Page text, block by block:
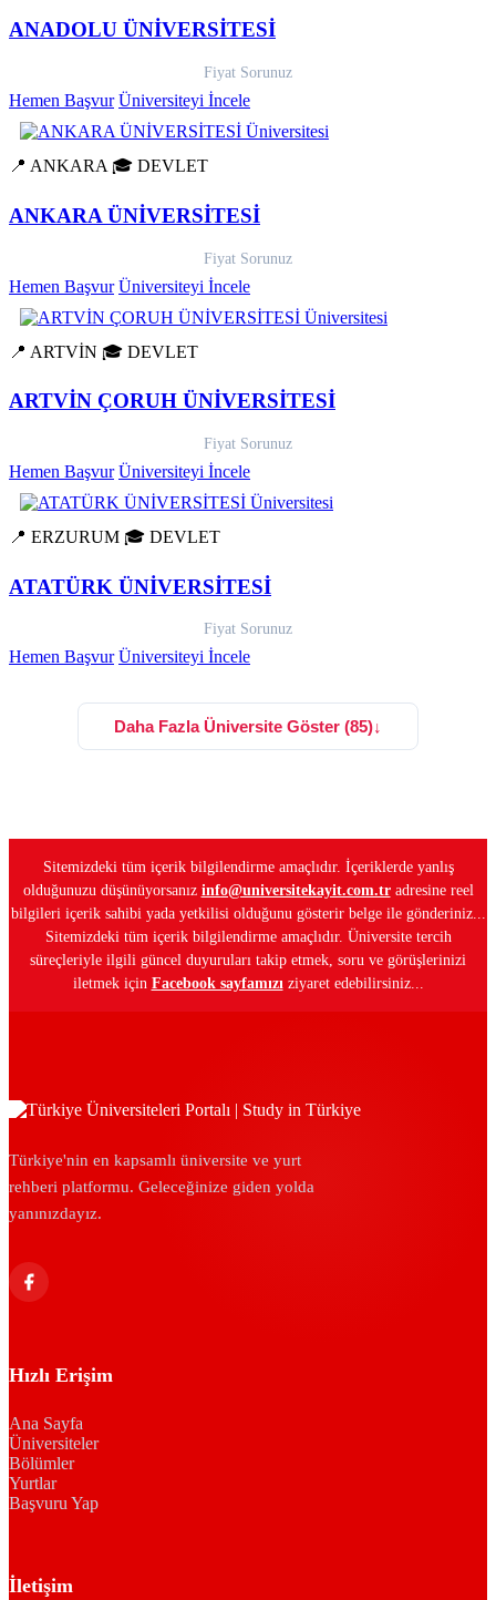
ANADOLU ÜNİVERSİTESİ
Fiyat Sorunuz
Hemen Başvur Üniversiteyi İncele
📍 ANKARA 🎓 DEVLET
ANKARA ÜNİVERSİTESİ
Fiyat Sorunuz
Hemen Başvur Üniversiteyi İncele
📍 ARTVİN 🎓 DEVLET
ARTVİN ÇORUH ÜNİVERSİTESİ
Fiyat Sorunuz
Hemen Başvur Üniversiteyi İncele
📍 ERZURUM 🎓 DEVLET
ATATÜRK ÜNİVERSİTESİ
Fiyat Sorunuz
Hemen Başvur Üniversiteyi İncele
Daha Fazla Üniversite Göster (85)↓
Sitemizdeki tüm içerik bilgilendirme amaçlıdır. İçeriklerde yanlış
olduğunuzu düşünüyorsanız info@universitekayit.com.tradresine reel
bilgileri içerik sahibi yada yetkilisi olduğunu gösterir belge ile gönderiniz...
Sitemizdeki tüm içerik bilgilendirme amaçlıdır. Üniversite tercih
süreçleriyle ilgili güncel duyuruları takip etmek, soru ve görüşlerinizi
iletmek için Facebook sayfamızıziyaret edebilirsiniz...
Türkiye'nin en kapsamlı üniversite ve yurt
rehberi platformu. Geleceğinize giden yolda
yanınızdayız.
Hızlı Erişim
Ana Sayfa
Üniversiteler
Bölümler
Yurtlar
Başvuru Yap
İletişim